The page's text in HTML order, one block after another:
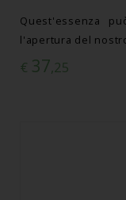
Quest'essenza
l'apertura del
€ 37,25